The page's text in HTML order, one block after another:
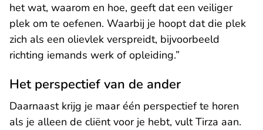
het wat, waarom en hoe, geeft dat een veiliger
plek om te oefenen. Waarbij je hoopt dat die plek
zich als een olievlek verspreidt, bijvoorbeeld
richting iemands werk of opleiding.”
Het perspectief van de ander
Daarnaast krijg je maar één perspectief te horen
als je alleen de cliënt voor je hebt, vult Tirza aan.